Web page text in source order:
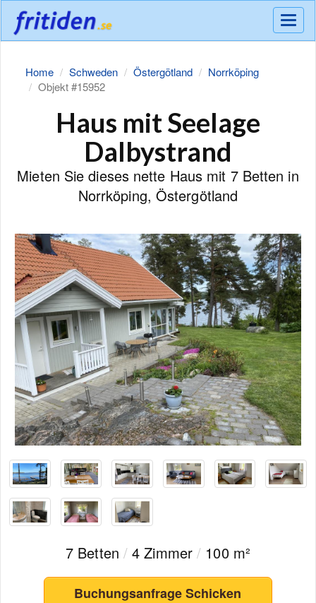
Meny
Home Schweden Östergötland
Norrköping
Objekt #15952
Haus mit Seelage
Dalbystrand
Mieten Sie dieses nette Haus mit 7 Betten in
Norrköping, Östergötland
7 Betten / 4 Zimmer/ 100 m²
Buchungsanfrage Schicken